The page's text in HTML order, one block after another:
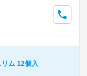
ム 12個入